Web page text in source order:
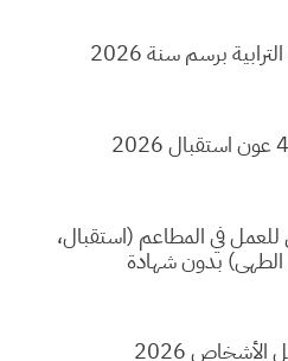
برسم سنة 2026
في المطاعم (استقبال،
الطهي) بدون شهادة
2026